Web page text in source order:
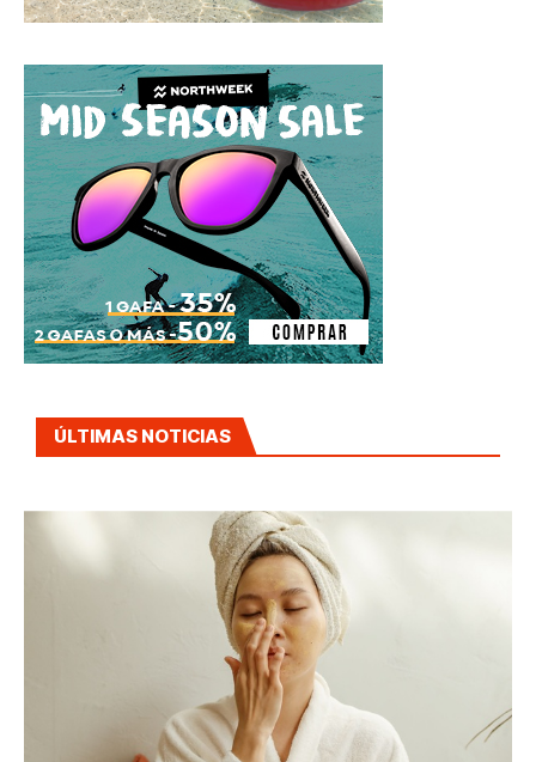
ÚLTIMAS NOTICIAS